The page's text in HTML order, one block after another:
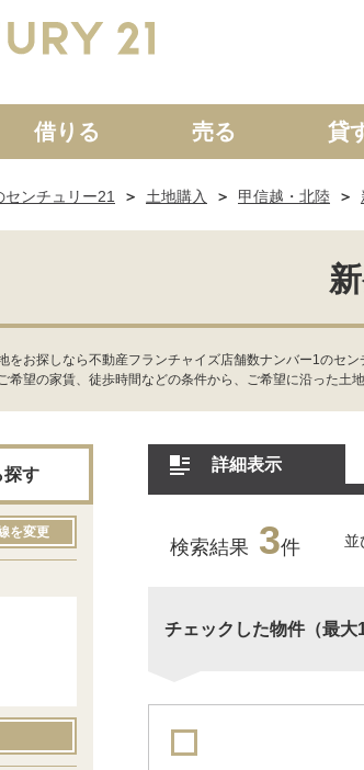
築一戸建て 中古一戸建て
借りる 売る 貸
ンチュリー21 土地購入 甲信越・北陸
をお探しなら不動産フランチャイズ店舗数ナンバー1のセ
希望の家賃、徒歩時間などの条件から、ご希望に沿った
詳細表示
検索結果 3件 並
チェックした物件（最大
探す
を変更